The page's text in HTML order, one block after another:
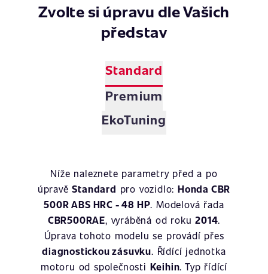
Zvolte si úpravu dle Vašich
představ
Standard
Premium
EkoTuning
Níže naleznete parametry před a po
úpravěStandard pro vozidlo: Honda CBR
500R ABS HRC - 48 HP. Modelová řada
CBR500RAE, vyráběná od roku2014.
Úprava tohoto modelu se provádí přes
diagnostickou zásuvku. Řídící jednotka
motoru od společnosti Keihin. Typ řídící